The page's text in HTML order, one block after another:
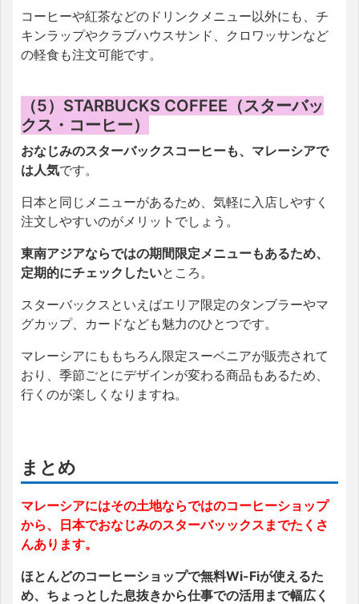
コーヒーや紅茶などのドリンクメニュー以外にも、チ
キンラップやクラブハウスサンド、クロワッサンなど
の軽食も注文可能です。
（5）STARBUCKS COFFEE（スターバッ
クス・コーヒー）
おなじみのスターバックスコーヒーも、マレーシアで
は人気です。
日本と同じメニューがあるため、気軽に入店しやすく
注文しやすいのがメリットでしょう。
東南アジアならではの期間限定メニューもあるため、
定期的にチェックしたいところ。
スターバックスといえばエリア限定のタンブラーやマ
グカップ、カードなども魅力のひとつです。
マレーシアにももちろん限定スーベニアが販売されて
おり、季節ごとにデザインが変わる商品もあるため、
行くのが楽しくなりますね。
まとめ
マレーシアにはその土地ならではのコーヒーショップ
から、日本でおなじみのスターバッックスまでたくさ
んあります。
ほとんどのコーヒーショップで無料Wi-Fiが使えるた
め、ちょっとした息抜きから仕事での活用まで幅広く